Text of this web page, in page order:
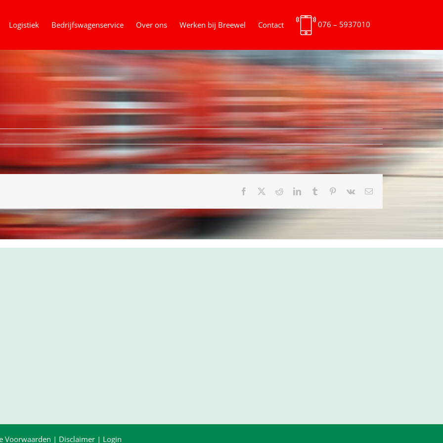
Logistiek Bedrijfswagenservice Over ons Werken bij Breewel Contact 076 – 5937010
Facebook RedditLinkedInTumblr Pinterest
Vk
E-
Voorwaarden | Disclaimer | Login